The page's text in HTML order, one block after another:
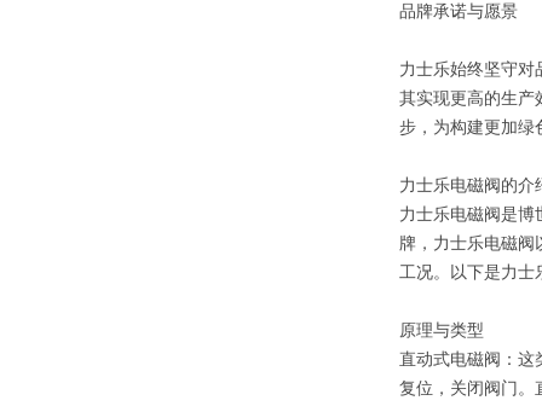
品牌承诺与愿景
力士乐始终坚守对
其实现更高的生产
步，为构建更加绿
力士乐电磁阀的介
力士乐电磁阀是
牌，力士乐电磁阀
工况。以下是力士
原理与类型
直动式电磁阀：这
复位，关闭阀门。